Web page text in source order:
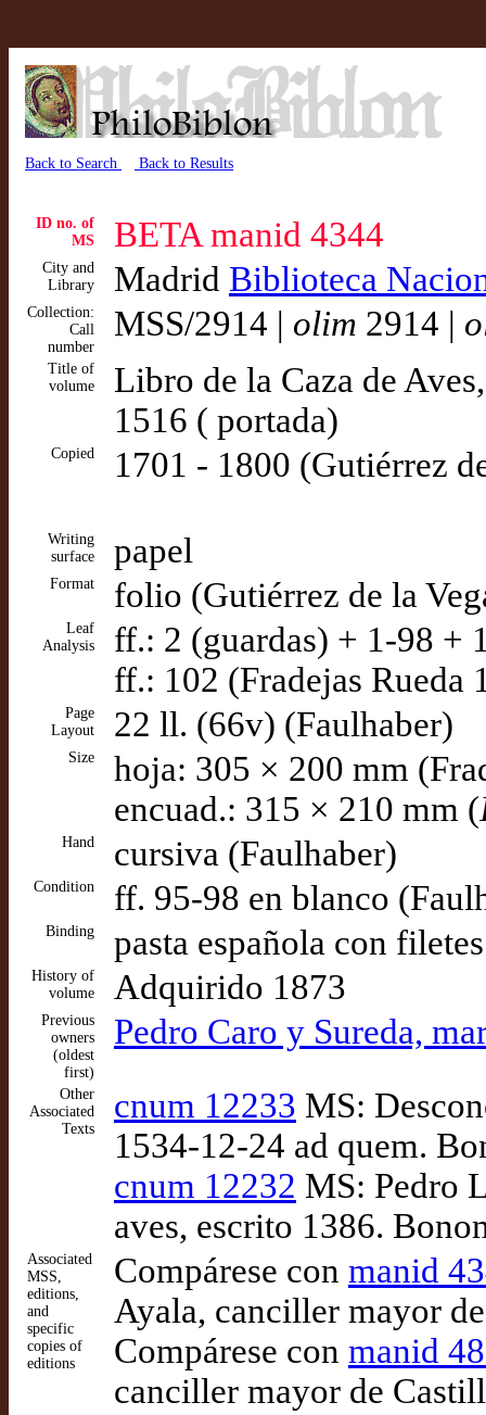
Back to Search Back to Results
ID no. of
MS
BETA manid 4344
City and
Library
Madrid Biblioteca
Collection:
Call
number
MSS/2914 | olim 2914 |
Title of
volume
Libro de la Caza de
1516 ( portada)
Copied 1701 - 1800 (Gutiérrez
Writing
surface
papel
Format folio (Gutiérrez de la
Leaf
Analysis
ff.: 2 (guardas) + 1-98 +
ff.: 102 (Fradejas Rueda
Page
Layout
22 ll. (66v) (Faulhaber)
Size
hoja: 305 × 200 mm
encuad.: 315 × 210 mm (
Hand cursiva (Faulhaber)
Condition ff. 95-98 en blanco
Binding pasta española con
History of
volume
Adquirido 1873
Previous
owners
(oldest
first)
Pedro Caro y Sureda,
Other
Associated
Texts
cnum 12233 MS:
1534-12-24 ad quem.
cnum 12232 MS: Pedro
aves, escrito 1386.
Associated
MSS,
editions,
and
specific
copies of
editions
Compárese con manid
Ayala, canciller mayor
Compárese con manid
canciller mayor de